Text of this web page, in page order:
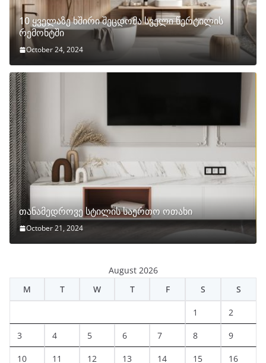
10 ყველაზე ხშირი შეცდომა სველი წერტილის
რემონტში
October 24, 2024
თანამედროვე სტილის საერთო ოთახი
October 21, 2024
August 2026
M
T W T F S S
1 2
3 4 5 6 7 8 9
10 11 12 13 14 15 16